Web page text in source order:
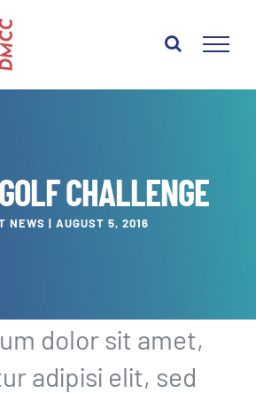
CHALLENGE
NEWS | AUGUST 5, 2016
dolor sit amet,
adipisi elit, sed